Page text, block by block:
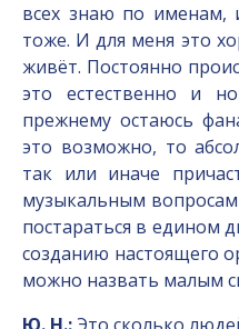
всех знаю по именам,
тоже. И для меня это
живёт. Постоянно
это естественно и
прежнему остаюсь
это возможно, то
так или иначе
музыкальным
постараться в едином
созданию настоящего
можно назвать малым